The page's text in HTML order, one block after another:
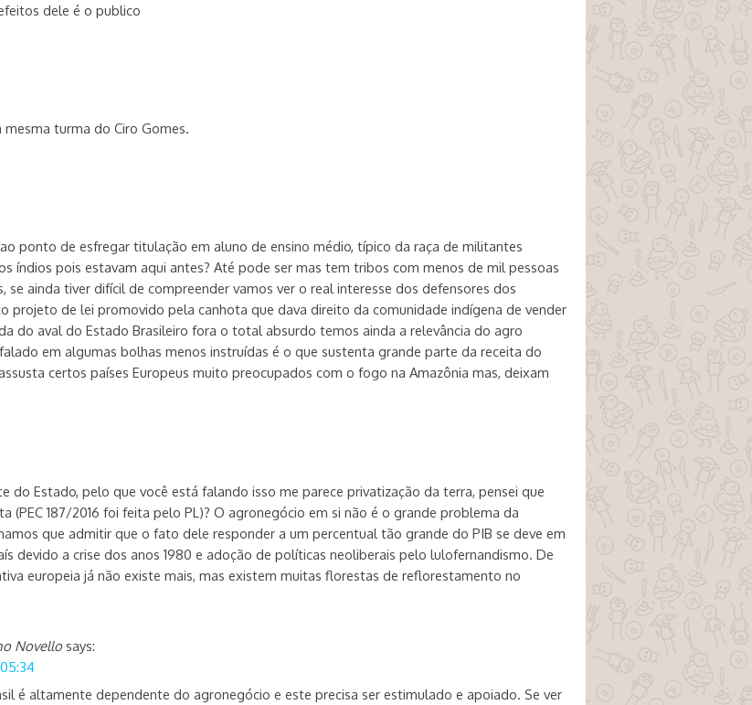
dele é o publico
mesma turma do Ciro Gomes.
ponto de esfregar titulação em aluno de ensino médio, típico da raça de militantes
índios pois estavam aqui antes? Até pode ser mas tem tribos com menos de mil pessoas
se ainda tiver difícil de compreender vamos ver o real interesse dos defensores dos
projeto de lei promovido pela canhota que dava direito da comunidade indígena de vender
do aval do Estado Brasileiro fora o total absurdo temos ainda a relevância do agro
em algumas bolhas menos instruídas é o que sustenta grande parte da receita do
certos países Europeus muito preocupados com o fogo na Amazônia mas, deixam
do Estado, pelo que você está falando isso me parece privatização da terra, pensei que
(PEC 187/2016 foi feita pelo PL)? O agronegócio em si não é o grande problema da
que admitir que o fato dele responder a um percentual tão grande do PIB se deve em
devido a crise dos anos 1980 e adoção de políticas neoliberais pelo lulofernandismo. De
europeia já não existe mais, mas existem muitas florestas de reflorestamento no
Novello says:
é altamente dependente do agronegócio e este precisa ser estimulado e apoiado. Se ver